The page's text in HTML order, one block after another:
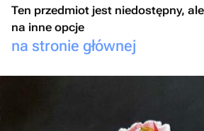
Ten przedmiot jest niedostępny,
na inne opcje
na stronie głównej